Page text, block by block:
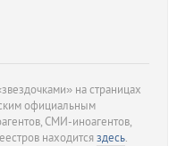
на страницах
официальным
СМИ-иноагентов,
находитсяздесь.